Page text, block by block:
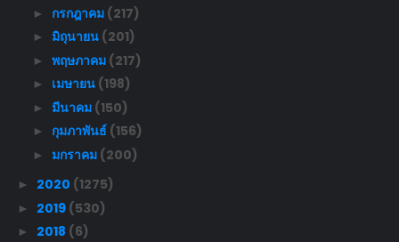
► กรกฎาคม (217)
► มิถุนายน (201)
► พฤษภาคม (217)
► เมษายน (198)
► มีนาคม (150)
► กุมภาพันธ์ (156)
► มกราคม (200)
► 2020 (1275)
► 2019 (530)
► 2018 (6)